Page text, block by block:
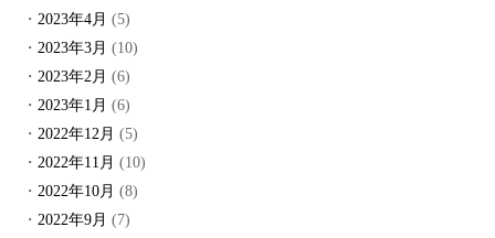
2023年4月 (5)
2023年3月 (10)
2023年2月 (6)
2023年1月 (6)
2022年12月 (5)
2022年11月 (10)
2022年10月 (8)
2022年9月 (7)